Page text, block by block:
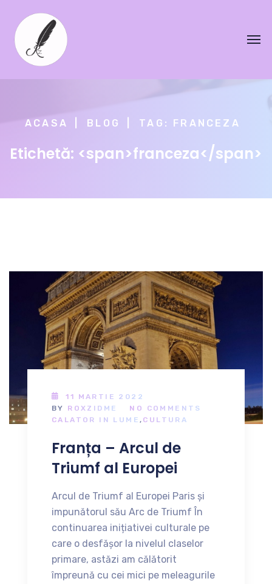
ACASA BLOG TAG: FRANCEZA
Etichetă: <span>franceza</span>
11 MARTIE 2022
BY ROXZIDME
NO COMMENTS
CALATOR IN LUME , CULTURA
Franța – Arcul de
Triumf al Europei
Arcul de Triumf al Europei Paris și
impunătorul său Arc de Triumf În
continuarea inițiativei culturale pe
care o desfășor la nivelul claselor
primare, astăzi am călătorit
împreună cu cei mici pe meleagurile